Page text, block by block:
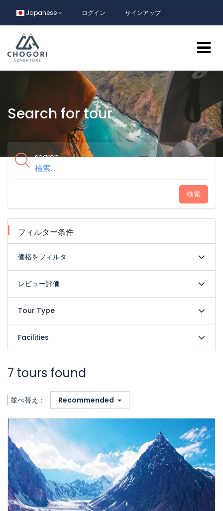
Japanese ログイン サインアップ
Search for tour
search
検索
フィルター条件
価格をフィルタ
レビュー評価
Tour Type
Facilities
7 tours found
並べ替え： Recommended